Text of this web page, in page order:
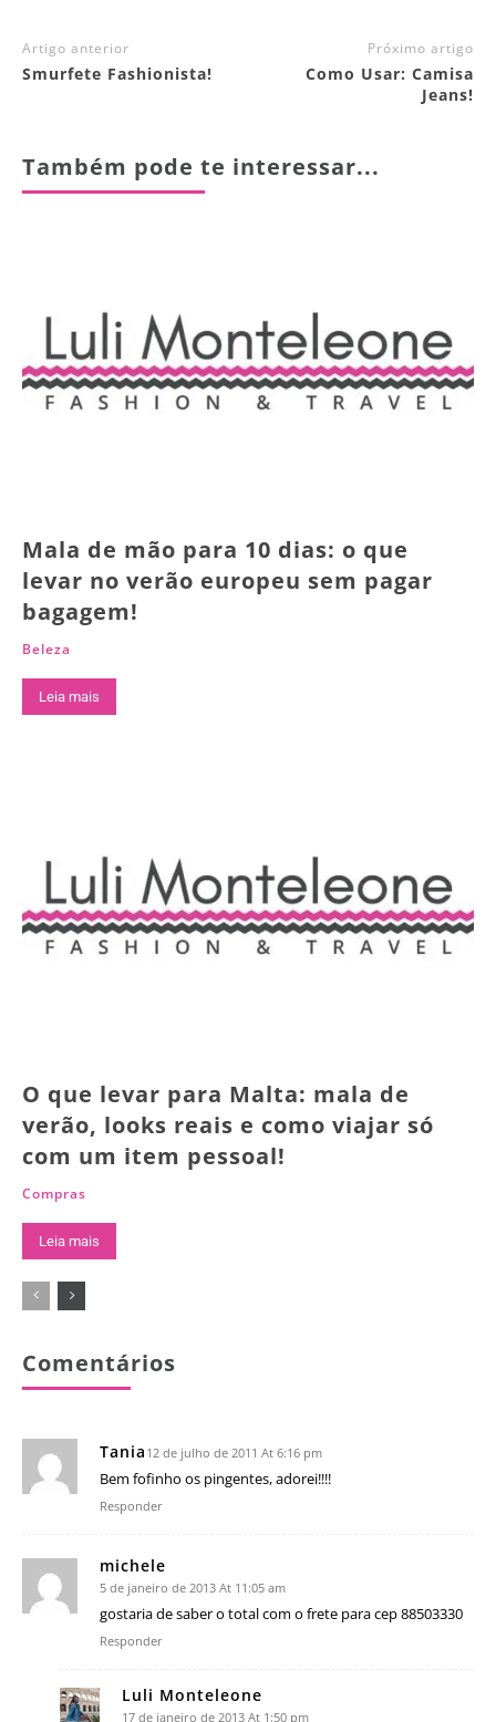
Artigo anterior
Smurfete Fashionista!
Próximo artigo
Como Usar: Camisa
Jeans!
Também pode te interessar...
Mala de mão para 10 dias: o que
levar no verão europeu sem pagar
bagagem!
Beleza
Leia mais
O que levar para Malta: mala de
verão, looks reais e como viajar só
com um item pessoal!
Compras
Leia mais
Comentários
Tania 12 de julho de 2011 At 6:16 pm
Bem fofinho os pingentes, adorei!!!!
Responder
michele
5 de janeiro de 2013 At 11:05 am
gostaria de saber o total com o frete para cep 88503330
Responder
Luli Monteleone
17 de janeiro de 2013 At 1:50 pm